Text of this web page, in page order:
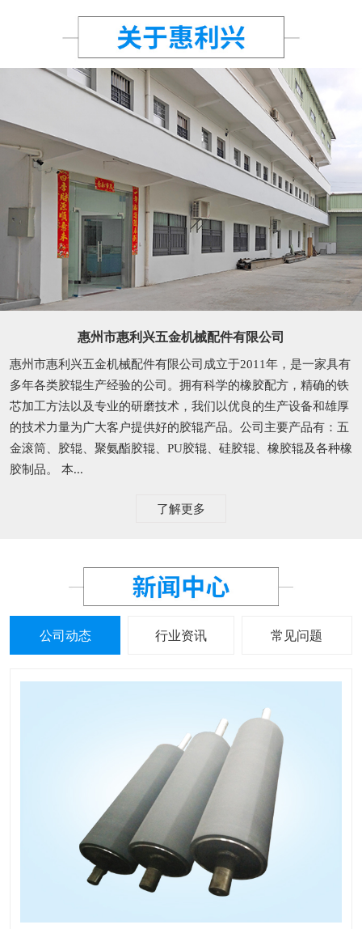
惠州市惠利兴五金机械配件有限公司
惠州市惠利兴五金机械配件有限公司成立于2011年，是一家具有
多年各类胶辊生产经验的公司。拥有科学的橡胶配方，精确的铁
芯加工方法以及专业的研磨技术，我们以优良的生产设备和雄厚
的技术力量为广大客户提供好的胶辊产品。公司主要产品有：五
金滚筒、胶辊、聚氨酯胶辊、PU胶辊、硅胶辊、橡胶辊及各种橡
胶制品。 本...
了解更多
公司动态 行业资讯 常见问题